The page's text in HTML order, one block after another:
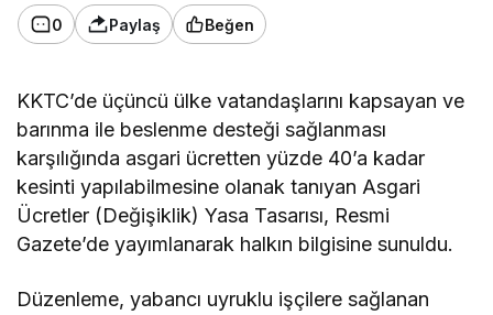
0 Paylaş Beğen
KKTC’de üçüncü ülke vatandaşlarını kapsayan ve
barınma ile beslenme desteği sağlanması
karşılığında asgari ücretten yüzde 40’a kadar
kesinti yapılabilmesine olanak tanıyan Asgari
Ücretler (Değişiklik) Yasa Tasarısı, Resmi
Gazete’de yayımlanarak halkın bilgisine sunuldu.
Düzenleme, yabancı uyruklu işçilere sağlanan